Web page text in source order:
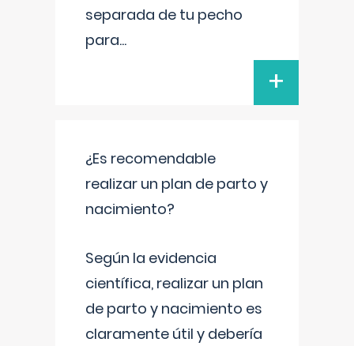
separada de tu pecho
para...
+
¿Es recomendable
realizar un plan de parto y
nacimiento?
Según la evidencia
científica, realizar un plan
de parto y nacimiento es
claramente útil y debería